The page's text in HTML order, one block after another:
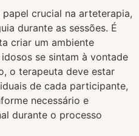
crucial na arteterapia,
durante as sessões. É
criar um ambiente
se sintam à vontade
o terapeuta deve estar
de cada participante,
necessário e
durante o processo